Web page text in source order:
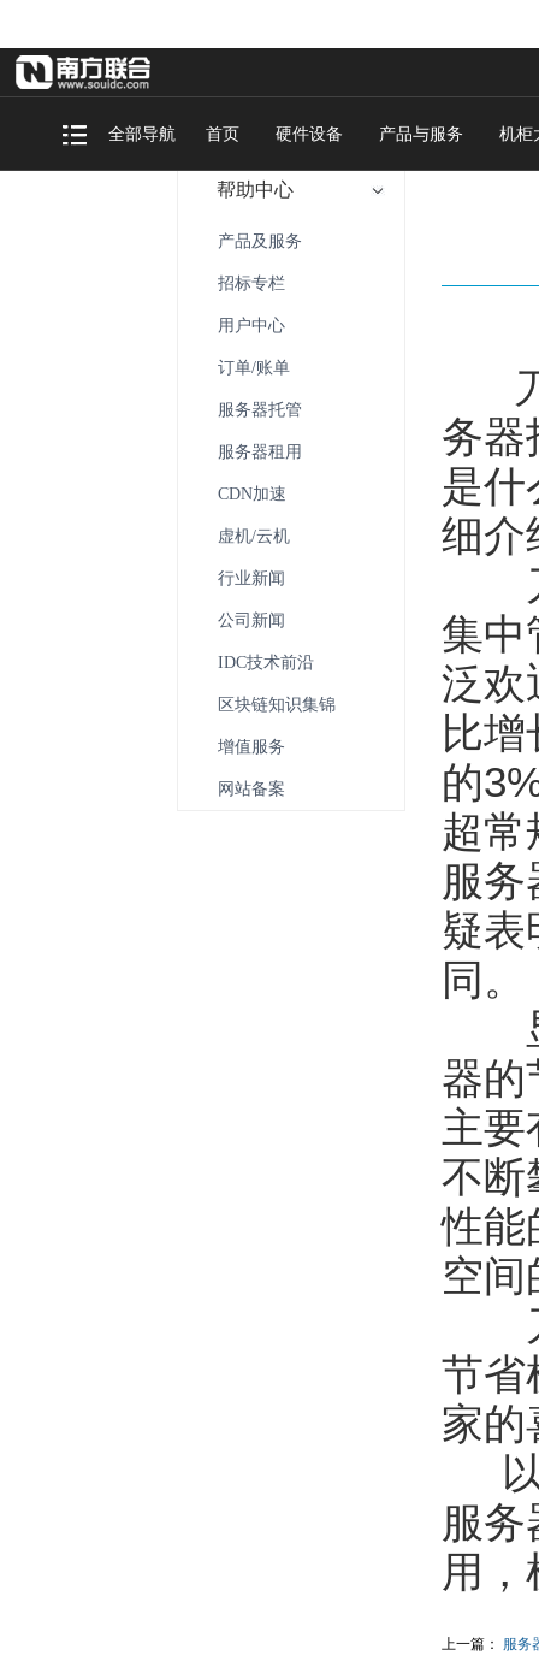
全部导航 首页 硬件设备 产品与服务 机柜
帮助中心
产品及服务
招标专栏
用户中心
订单/账单
服务器托管
服务器租用
CDN加速
虚机/云机
行业新闻
公司新闻
IDC技术前沿
区块链知识集锦
增值服务
网站备案
刀
务器
是什
细介
刀
集中
泛欢
比
的
超常
服
疑表
同。
显
器的
主要
不断
性能
空间
刀
节省
家的
以
服
用
上一篇： 服务